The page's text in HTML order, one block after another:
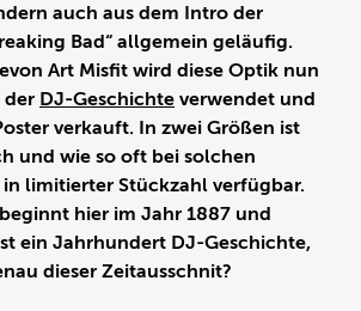
auch aus dem Intro der
Bad“ allgemein geläufig.
Art Misfit wird diese Optik nun
der DJ-Geschichte verwendet und
verkauft. In zwei Größen ist
und wie so oft bei solchen
limitierter Stückzahl verfügbar.
hier im Jahr 1887 und
ein Jahrhundert DJ-Geschichte,
dieser Zeitausschnit?